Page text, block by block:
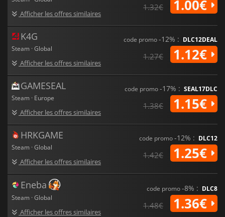
Afficher les offres similaires
1.32€ 1.00€
K4G
Steam · Global
Afficher les offres similaires
code promo-12% : DLC12DEAL
1.27€ 1.12€
GAMESEAL
Steam · Europe
Afficher les offres similaires
code promo-17% : SEAL17DLC
1.38€ 1.15€
HRKGAME
Steam · Global
Afficher les offres similaires
code promo-12% : DLC12
1.42€ 1.25€
Eneba
Steam · Global
Afficher les offres similaires
code promo-8% : DLC8
1.48€ 1.36€